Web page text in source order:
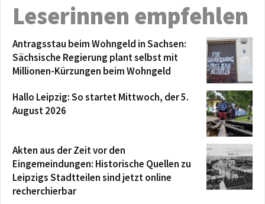
Leserinnen empfehlen
Antragsstau beim Wohngeld in Sachsen:
Sächsische Regierung plant selbst mit
Millionen-Kürzungen beim Wohngeld
Hallo Leipzig: So startet Mittwoch, der 5.
August 2026
Akten aus der Zeit vor den
Eingemeindungen: Historische Quellen zu
Leipzigs Stadtteilen sind jetzt online
recherchierbar